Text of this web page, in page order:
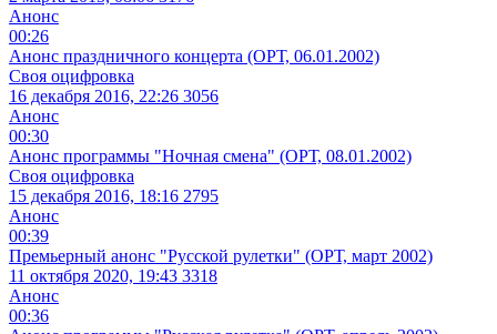
Анонс
00:26
Анонс праздничного концерта (ОРТ, 06.01.2002)
Своя оцифровка
16 декабря 2016, 22:26 3056
Анонс
00:30
Анонс программы "Ночная смена" (ОРТ, 08.01.2002)
Своя оцифровка
15 декабря 2016, 18:16 2795
Анонс
00:39
Премьерный анонс "Русской рулетки" (ОРТ, март 2002)
11 октября 2020, 19:43 3318
Анонс
00:36